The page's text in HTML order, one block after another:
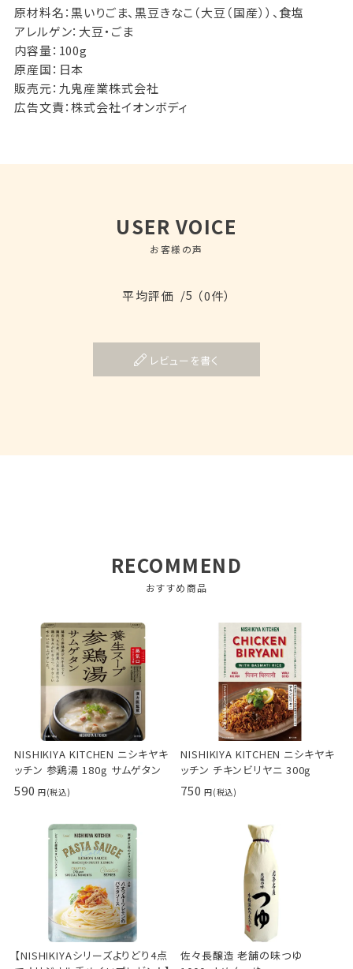
原材料名：黒いりごま、黒豆きなこ（大豆（国産））、食塩
アレルゲン：大豆・ごま
内容量：100g
原産国：日本
販売元：九鬼産業株式会社
広告文責：株式会社イオンボディ
USER VOICE
お客様の声
平均評価 /5 （0件）
レビューを書く
RECOMMEND
おすすめ商品
NISHIKIYA KITCHEN ニシキヤキ
ッチン 参鶏湯 180g サムゲタン
590
NISHIKIYA KITCHEN ニシキヤキ
ッチン チキンビリヤニ 300g
750
【NISHIKIYAシリーズよりどり4点
佐々長醸造 老舗の味つゆ